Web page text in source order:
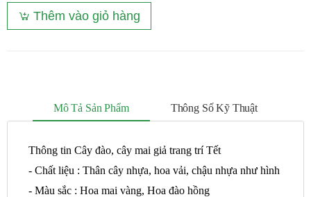
Thêm vào giỏ hàng
Mô Tả Sản Phẩm Thông Số Kỹ Thuật
Thông tin Cây đào, cây mai giả trang trí Tết
- Chất liệu : Thân cây nhựa, hoa vải, chậu nhựa như hình
- Màu sắc : Hoa mai vàng, Hoa đào hồng